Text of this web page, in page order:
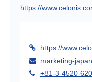
https://
https://
marketing-
+81-3-4520-